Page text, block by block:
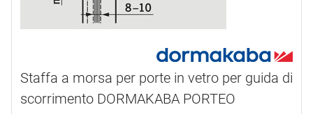
Staffa a morsa per porte in vetro per guida di
scorrimento DORMAKABA PORTEO